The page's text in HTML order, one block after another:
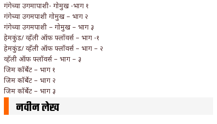
गंगेच्या उगमापाशी- गोमुख -भाग १
गंगेच्या उगमपाशी गोमुख – भाग २
गंगेच्या उगमपाशी – गोमुख – भाग ३
हेमकुंड/ व्हॅली ऑफ फ्लॉवर्स – भाग -१
हेमकुंड/ व्हॅली ऑफ फ्लॉवर्स – भाग – २
व्हॅली ऑफ फ्लॉवर्स – भाग – ३
जिम कॉर्बेट – भाग १
जिम कॉर्बेट – भाग २
जिम कॉर्बेट – भाग ३
नवीन लेख